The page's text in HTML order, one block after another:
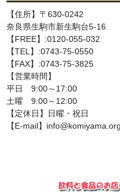
【住所】〒630-0242
奈良県生駒市新生駒台5-16
【FREE】:0120-055-032
【TEL】:0743-75-0550
【FAX】:0743-75-3825
【営業時間】
平日 9:00～17:00
土曜 9:00～12:00
【定休日】日曜・祝日
【E-mail】info@komiyama.org